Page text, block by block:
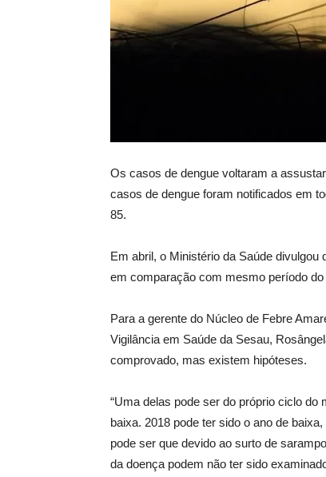
Os casos de dengue voltaram a
casos de dengue foram notificados em
85.
Em abril, o Ministério da Saúde
em comparação com mesmo período do
Para a gerente do Núcleo de Febre
Vigilância em Saúde da Sesau,
comprovado, mas existem hipóteses.
“Uma delas pode ser do próprio ciclo do
baixa. 2018 pode ter sido o ano de
pode ser que devido ao surto de
da doença podem não ter sido